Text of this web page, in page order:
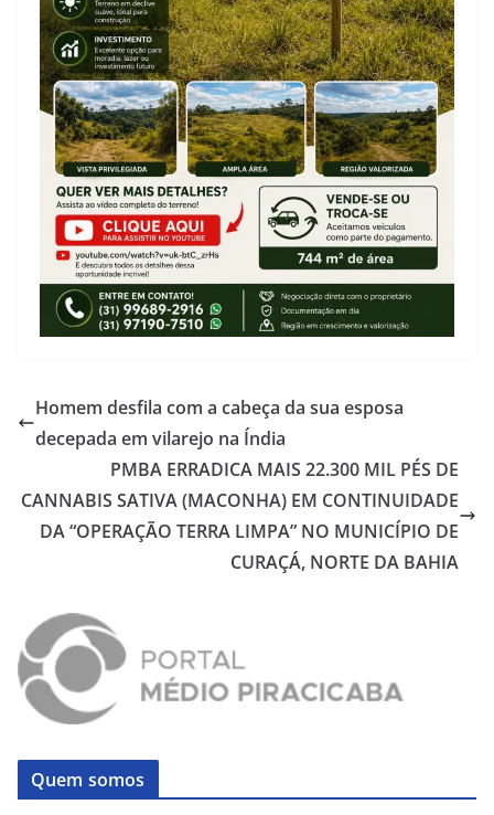
Homem desfila com a cabeça da sua esposa
decepada em vilarejo na Índia
PMBA ERRADICA MAIS 22.300 MIL PÉS DE
CANNABIS SATIVA (MACONHA) EM CONTINUIDADE
DA “OPERAÇÃO TERRA LIMPA” NO MUNICÍPIO DE
CURAÇÁ, NORTE DA BAHIA
Quem somos